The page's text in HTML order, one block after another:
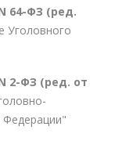
64-ФЗ (ред.
Уголовного
2-ФЗ (ред. от
Федерации"